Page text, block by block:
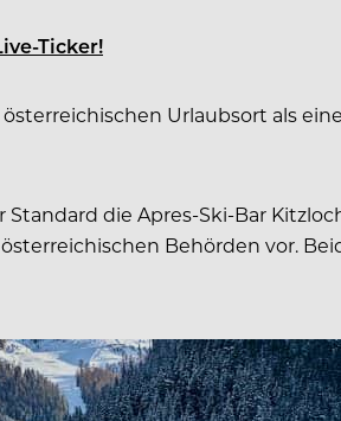
Ticker!
Urlaubsort als
die Apres-Ski-Bar
Behörden vor.